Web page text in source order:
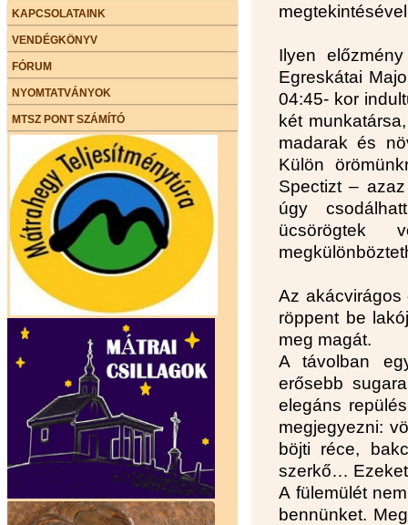
KAPCSOLATAINK
VENDÉGKÖNYV
FÓRUM
NYOMTATVÁNYOK
MTSZ PONT SZÁMÍTÓ
Ilyen
Egreskátai
04:45- kor
két
madarak és
Külön
Spectizt –
úgy
ücsörögtek
Az akácvirágos
röppent be
meg magát.
A távolban
erősebb
elegáns
megjegyezni:
böjti réce,
szerkő…
A fülemülét
bennünket.